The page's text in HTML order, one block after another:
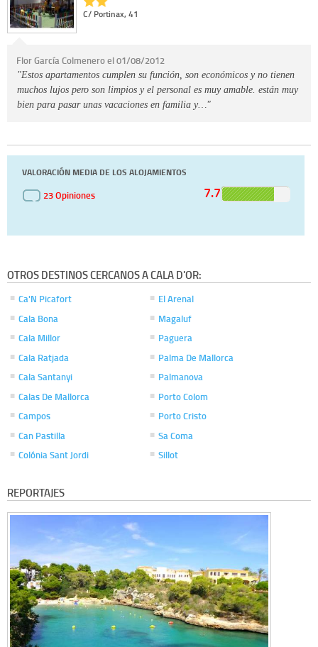
C/ Portinax, 41
Flor García Colmenero el 01/08/2012
"Estos apartamentos cumplen su función, son económicos y no tienen
muchos lujos pero son limpios y el personal es muy amable. están muy
bien para pasar unas vacaciones en familia y…"
VALORACIÓN MEDIA DE LOS ALOJAMIENTOS
23 Opiniones
7.7
OTROS DESTINOS CERCANOS A CALA D'OR:
Ca'N Picafort
Cala Bona
Cala Millor
Cala Ratjada
Cala Santanyi
Calas De Mallorca
Campos
Can Pastilla
Colónia Sant Jordi
El Arenal
Magaluf
Paguera
Palma De Mallorca
Palmanova
Porto Colom
Porto Cristo
Sa Coma
Sillot
REPORTAJES